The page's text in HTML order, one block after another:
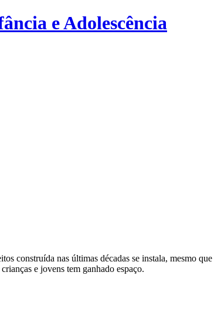
e Adolescência
construída nas últimas décadas se instala, mesmo que
e jovens tem ganhado espaço.